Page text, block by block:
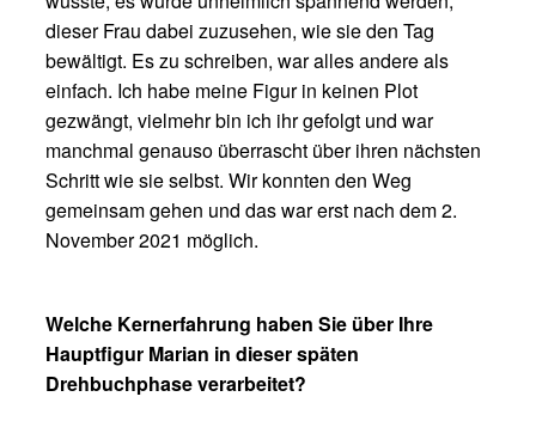
dieser Frau dabei zuzusehen, wie sie den Tag
bewältigt. Es zu schreiben, war alles andere als
einfach. Ich habe meine Figur in keinen Plot
gezwängt, vielmehr bin ich ihr gefolgt und war
manchmal genauso überrascht über ihren nächsten
Schritt wie sie selbst. Wir konnten den Weg
gemeinsam gehen und das war erst nach dem 2.
November 2021 möglich.
Welche Kernerfahrung haben Sie über Ihre
Hauptfigur Marian in dieser späten
Drehbuchphase verarbeitet?